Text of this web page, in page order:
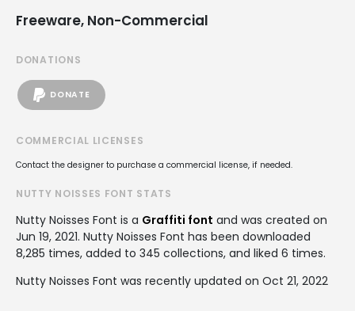
Freeware, Non-Commercial
DONATIONS
DONATE
COMMERCIAL LICENSES
Contact the designer to purchase a commercial license, if needed.
NUTTY NOISSES FONT STATS
Nutty Noisses Font is a Graffiti font and was created on
Jun 19, 2021. Nutty Noisses Font has been downloaded
8,285 times, added to 345 collections, and liked 6 times.
Nutty Noisses Font was recently updated on Oct 21, 2022